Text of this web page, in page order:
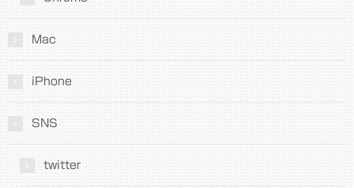
Mac
iPhone
SNS
twitter